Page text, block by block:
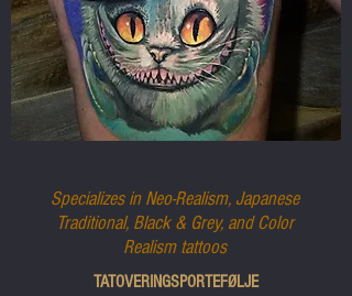
Specializes in Neo-Realism, Japanese
Traditional, Black & Grey, and Color
Realism tattoos
TATOVERINGSPORTEFØLJE